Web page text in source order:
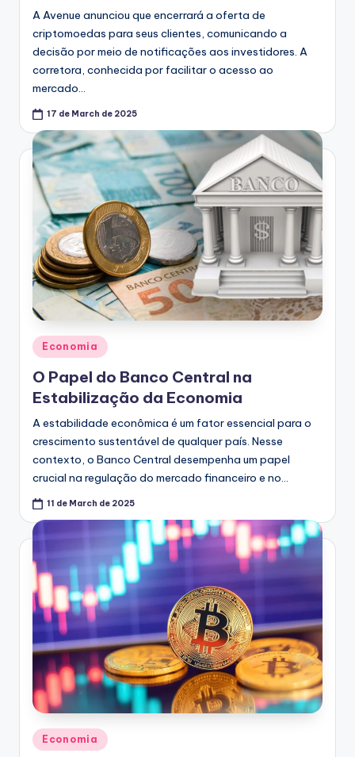
A Avenue anunciou que encerrará a oferta de
criptomoedas para seus clientes, comunicando a
decisão por meio de notificações aos investidores. A
corretora, conhecida por facilitar o acesso ao
mercado…
17 de March de 2025
Posted
Economia
O Papel do Banco Central na
Estabilização da Economia
A estabilidade econômica é um fator essencial para o
crescimento sustentável de qualquer país. Nesse
contexto, o Banco Central desempenha um papel
crucial na regulação do mercado financeiro e no…
11 de March de 2025
Posted
Economia